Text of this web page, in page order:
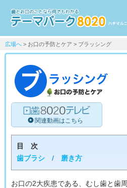
広場へ > お口の予防とケア > ブラッシング
目 次
歯ブラシ/ 磨き方
お口の2大疾患である、むし歯と歯